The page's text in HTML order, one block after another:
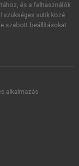
a szotar.netés a
és a felhasználók
szükséges sütik közé
szabott beállításokat
alkalmazás